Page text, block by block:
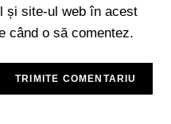
și site-ul web în acest
când o să comentez.